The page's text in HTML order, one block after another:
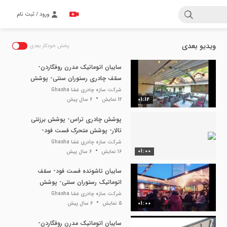
ورود / ثبت نام
ویدیو بعدی پخش خودکار بعدی
01:12
سایبان اتوماتیک مدرن روفگاردن-
سقف چادری رستوران سنتی- پوشش
متحرک تالار عروسی
شرکت سازه چادری غشا Ghasha
12 نمایش
6 سال پیش
01:00
پوشش چادری تراس- پوشش برزنتی
تالار- پوشش متحرک فست فود-
سقف کنترلی پارکینگ- سقف اتوماتیک
روفگاردن
شرکت سازه چادری غشا Ghasha
16 نمایش
6 سال پیش
01:00
سایبان تاشونده فست فود- سقف
اتوماتیک رستوران سنتی- پوشش
چادری رستوران بام-
شرکت سازه چادری غشا Ghasha
5 نمایش
6 سال پیش
سایبان اتوماتیک مدرن روفگاردن-